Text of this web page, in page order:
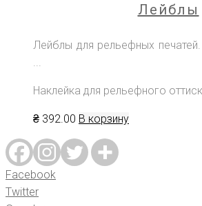
Лейблы
Лейблы для рельефных
Наклейка для рельефного
₴ 392 .00 В корзину
Facebook
Twitter